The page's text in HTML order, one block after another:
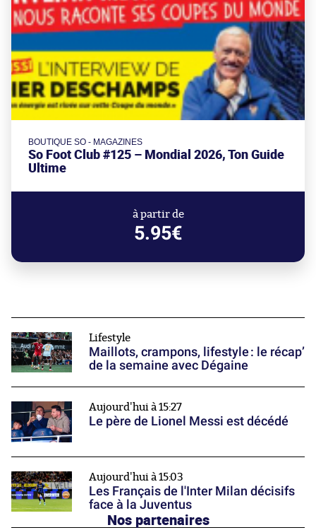
BOUTIQUE SO - MAGAZINES
So Foot Club #125 – Mondial 2026, Ton Guide
Ultime
à partir de
5.95€
Lifestyle
Maillots, crampons, lifestyle : le récap’
de la semaine avec Dégaine
Aujourd'hui à 15:27
Le père de Lionel Messi est décédé
Aujourd'hui à 15:03
Les Français de l'Inter Milan décisifs
face à la Juventus
Nos partenaires